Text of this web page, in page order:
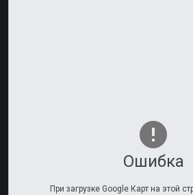
Ошибка
При загрузке Google Карт на этой